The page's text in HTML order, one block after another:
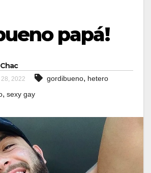
papá!
28, 2022 gordibueno, hetero
, sexy gay